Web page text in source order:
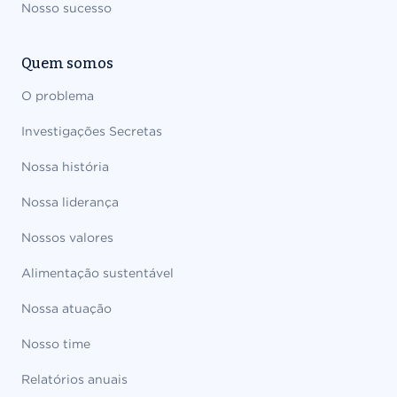
Nosso sucesso
Quem somos
O problema
Investigações Secretas
Nossa história
Nossa liderança
Nossos valores
Alimentação sustentável
Nossa atuação
Nosso time
Relatórios anuais